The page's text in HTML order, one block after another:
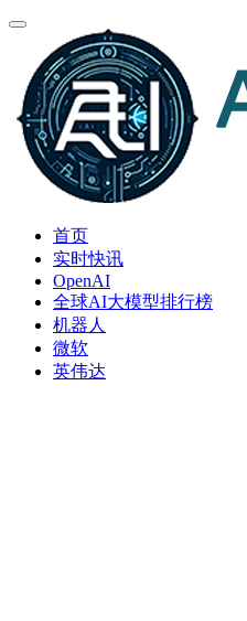
首页
实时快讯
OpenAI
全球AI大模型排行榜
机器人
微软
英伟达